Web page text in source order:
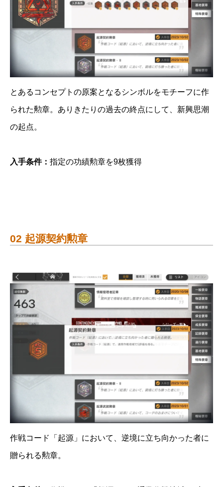
とあるコンセプトの原案となるシンボルをモチーフに作
られた勲章。ありきたりの過去の終点にして、新興思潮
の起点。
入手条件： 指定の功績勲章を9枚獲得
02 起源契約勲章
作戦コード「起源」において、逆境に立ち向かった者に
贈られる勲章。